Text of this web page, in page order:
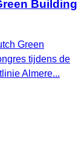
Building
Green
tijdens de
Almere...